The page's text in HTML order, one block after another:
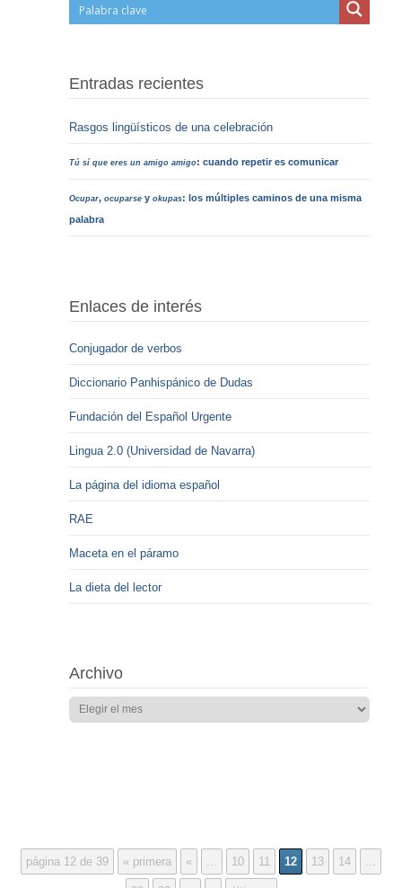
Entradas recientes
Rasgos lingüísticos de una celebración
Tú sí que eres un amigo amigo: cuando repetir es comunicar
Ocupar,ocuparse yokupas: los múltiples caminos de una misma
palabra
Enlaces de interés
Conjugador de verbos
Diccionario Panhispánico de Dudas
Fundación del Español Urgente
Lingua 2.0 (Universidad de Navarra)
La página del idioma español
RAE
Maceta en el páramo
La dieta del lector
Archivo
página 12 de 39 « primera « ... 10 11 12 13 14 ...